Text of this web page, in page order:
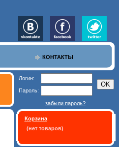
КОНТАКТЫ
Логин:
Пароль:
забыли пароль?
Корзина
(нет товаров)